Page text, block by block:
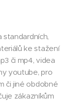
ke stažení
či mp4, videa
youtube, pro
či jiné obdobné
zákazníkům